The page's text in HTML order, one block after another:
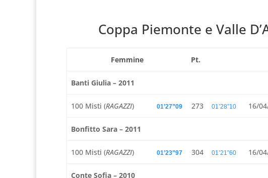
Coppa Piemonte e Valle
Femmine Pt.
Banti Giulia – 2011
100 Misti (RAGAZZI) 01’27”09 273 01’28”10 16/
Bonfitto Sara – 2011
100 Misti (RAGAZZI) 01’23”97 304 01’21”60 16/
Conte Sofia – 2010